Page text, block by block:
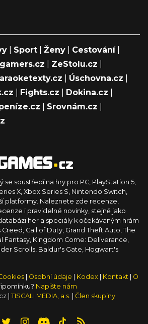
Sport Ženy Cestování|
ZeStolu.cz
Úschovna.cz
Fights.cz Dokina.cz
Srovnám.cz
se soustředí na hry pro PC, PlayStation 5,
X, Xbox Series S, Nintendo Switch,
platformy. Naleznete zde recenze,
i pravidelné novinky, stejně jako
her a speciály k očekávaným hrám
Creed, Call of Duty, Grand Theft Auto, The
Fantasy, Kingdom Come: Deliverance,
Scrolls, Baldur's Gate, Hogwart's
Osobní údaje Kodex Kontakt
O
Napište nám
| TISCALI MEDIA, a.s.
Člen skupiny